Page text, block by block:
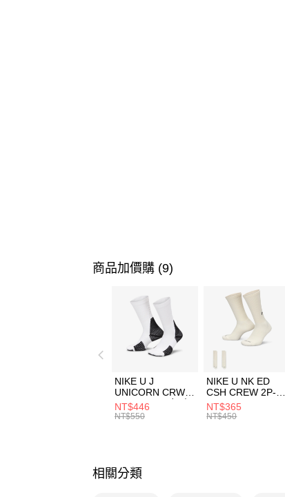
商品加價購 (9)
NIKE U J
UNICORN CRW
1PR -160 男女 中
統襪 FZ3393100
NT$446
NT$550
NIKE U NK ED
CSH CREW 2P-
144 EMBRDY 男
女 短統襪
NT$365
NT$450
相關分類